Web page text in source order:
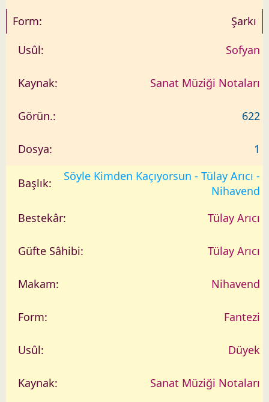
Şarkı
Sofyan
Sanat Müziği Notaları
622
1
Söyle Kimden Kaçıyorsun - Tülay Arıcı -
Nihavend
Tülay Arıcı
Tülay Arıcı
Nihavend
Fantezi
Düyek
Sanat Müziği Notaları